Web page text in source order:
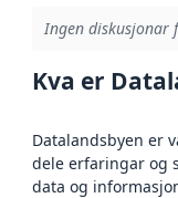
Ingen diskusjonar
Kva er
Datalandsbyen er
dele erfaringar og
data og